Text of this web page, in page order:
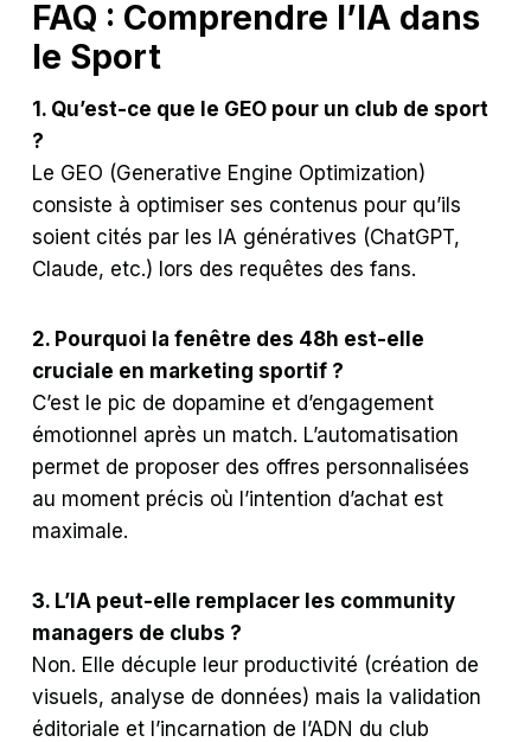
FAQ : Comprendre l’IA dans
le Sport
1. Qu’est-ce que le GEO pour un club de sport
?
Le GEO (Generative Engine Optimization)
consiste à optimiser ses contenus pour qu’ils
soient cités par les IA génératives (ChatGPT,
Claude, etc.) lors des requêtes des fans.
2. Pourquoi la fenêtre des 48h est-elle
cruciale en marketing sportif ?
C’est le pic de dopamine et d’engagement
émotionnel après un match. L’automatisation
permet de proposer des offres personnalisées
au moment précis où l’intention d’achat est
maximale.
3. L’IA peut-elle remplacer les community
managers de clubs ?
Non. Elle décuple leur productivité (création de
visuels, analyse de données) mais la validation
éditoriale et l’incarnation de l’ADN du club